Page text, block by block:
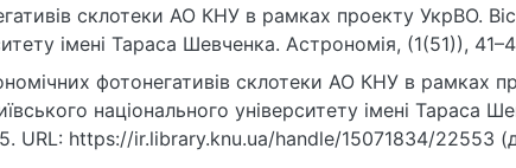
склотеки АО КНУ в рамках проекту УкрВО.
імені Тараса Шевченка. Астрономія, (1(51)),
15071834/22553
фотонегативів склотеки АО КНУ в рамках
національного університету імені Тараса
URL: https://ir.library.knu.ua/handle/15071834/22553